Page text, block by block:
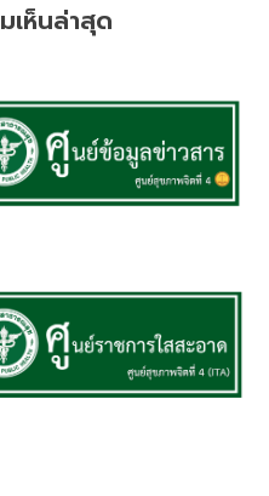
เห็นล่าสุด